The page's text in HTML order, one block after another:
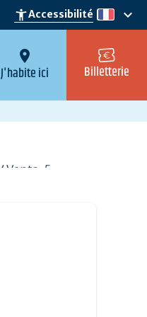
accessibility_newAccessibilité fr
keyboard_arrow_down
location_on
J'habite ici Billetterie